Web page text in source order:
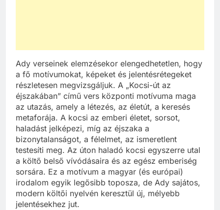
Ady verseinek elemzésekor elengedhetetlen, hogy
a fő motívumokat, képeket és jelentésrétegeket
részletesen megvizsgáljuk. A „Kocsi-út az
éjszakában” című vers központi motívuma maga
az utazás, amely a létezés, az életút, a keresés
metaforája. A kocsi az emberi életet, sorsot,
haladást jelképezi, míg az éjszaka a
bizonytalanságot, a félelmet, az ismeretlent
testesíti meg. Az úton haladó kocsi egyszerre utal
a költő belső vívódásaira és az egész emberiség
sorsára. Ez a motívum a magyar (és európai)
irodalom egyik legősibb toposza, de Ady sajátos,
modern költői nyelvén keresztül új, mélyebb
jelentésekhez jut.